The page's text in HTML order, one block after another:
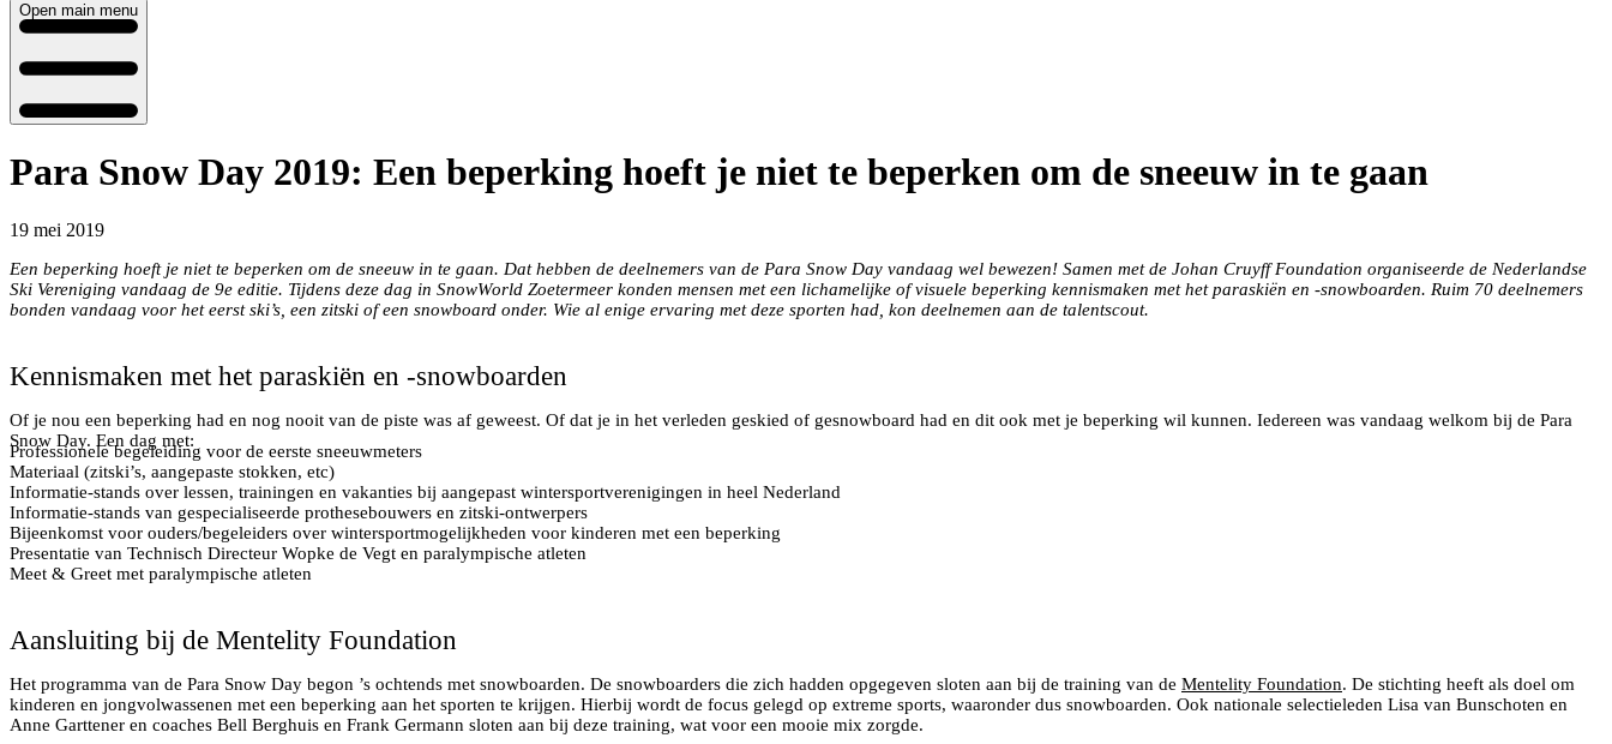
Open main menu
Para Snow Day 2019: Een beperking hoeft je niet te beperken om de sneeuw in te gaan
19 mei 2019
Een beperking hoeft je niet te beperken om de sneeuw in te gaan. Dat hebben de deelnemers van de Para Snow Day vandaag wel bewezen! Samen met de Johan Cruyff Foundation organiseerde de Nederlandse
Ski Vereniging vandaag de 9e editie. Tijdens deze dag in SnowWorld Zoetermeer konden mensen met een lichamelijke of visuele beperking kennismaken met het paraskiën en -snowboarden. Ruim 70 deelnemers
bonden vandaag voor het eerst ski’s, een zitski of een snowboard onder. Wie al enige ervaring met deze sporten had, kon deelnemen aan de talentscout.
Kennismaken met het paraskiën en -snowboarden
Of je nou een beperking had en nog nooit van de piste was af geweest. Of dat je in het verleden geskied of gesnowboard had en dit ook met je beperking wil kunnen. Iedereen was vandaag welkom bij de Para
Snow Day. Een dag met:
Professionele begeleiding voor de eerste sneeuwmeters
Materiaal (zitski’s, aangepaste stokken, etc)
Informatie-stands over lessen, trainingen en vakanties bij aangepast wintersportverenigingen in heel Nederland
Informatie-stands van gespecialiseerde prothesebouwers en zitski-ontwerpers
Bijeenkomst voor ouders/begeleiders over wintersportmogelijkheden voor kinderen met een beperking
Presentatie van Technisch Directeur Wopke de Vegt en paralympische atleten
Meet & Greet met paralympische atleten
Aansluiting bij de Mentelity Foundation
Het programma van de Para Snow Day begon ’s ochtends met snowboarden. De snowboarders die zich hadden opgegeven sloten aan bij de training van de Mentelity Foundation. De stichting heeft als doel om
kinderen en jongvolwassenen met een beperking aan het sporten te krijgen. Hierbij wordt de focus gelegd op extreme sports, waaronder dus snowboarden. Ook nationale selectieleden Lisa van Bunschoten en
Anne Garttener en coaches Bell Berghuis en Frank Germann sloten aan bij deze training, wat voor een mooie mix zorgde.